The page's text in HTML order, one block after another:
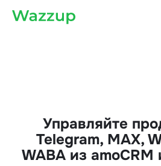
Управляйте
Telegram, MAX,
WABA из